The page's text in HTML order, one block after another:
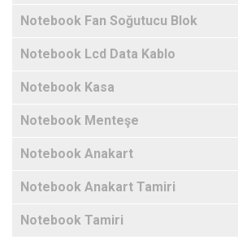
Notebook Fan Soğutucu Blok
Notebook Lcd Data Kablo
Notebook Kasa
Notebook Menteşe
Notebook Anakart
Notebook Anakart Tamiri
Notebook Tamiri